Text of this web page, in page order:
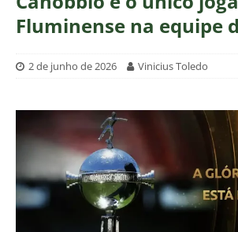
Fluminense na equipe
2 de junho de 2026 Vinicius Toledo